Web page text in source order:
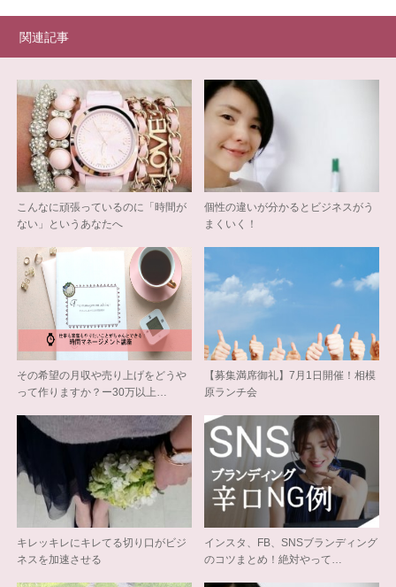
関連記事
こんなに頑張っているのに「時間が
ない」というあなたへ
個性の違いが分かるとビジネスがう
まくいく！
その希望の月収や売り上げをどうや
って作りますか？ー30万以上…
【募集満席御礼】7月1日開催！相模
原ランチ会
キレッキレにキレてる切り口がビジ
ネスを加速させる
インスタ、FB、SNSブランディング
のコツまとめ！絶対やって…